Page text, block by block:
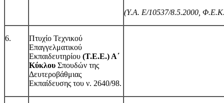
(Υ.Α. Ε/10537/8.5.2000,
6.
Πτυχίο Τεχνικού
Επαγγελματικού
Εκπαιδευτηρίου (Τ.Ε.Ε.) Α΄
Κύκλου Σπουδών της
Δευτεροβάθμιας
Εκπαίδευσης του ν. 2640/98.